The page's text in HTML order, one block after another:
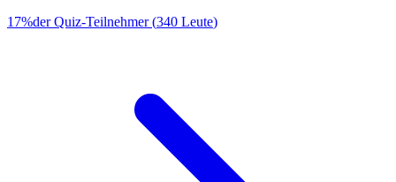
17%der Quiz-Teilnehmer(340 Leute)